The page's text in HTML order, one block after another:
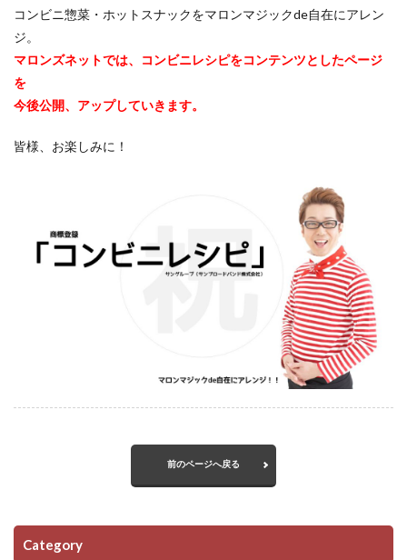
コンビニ惣菜・ホットスナックをマロンマジックde自在にアレン
ジ。
マロンズネットでは、コンビニレシピをコンテンツとしたページ
を
今後公開、アップしていきます。
皆様、お楽しみに！
前のページへ戻る
Category